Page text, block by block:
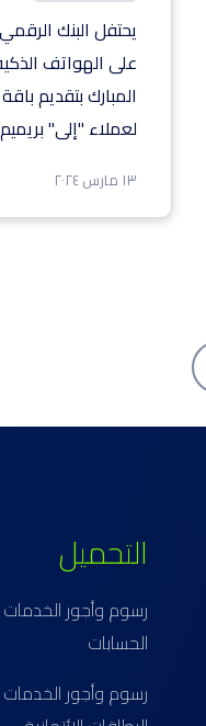
يحتفل البنك
على الهواتف
المبارك بتقديم
لعملاء "إلى" بريميم
١٣ مارس ٢٠٢٤
التحميل
رسوم وأجور
الحسابات
رسوم وأجور